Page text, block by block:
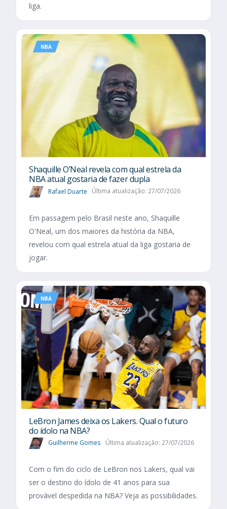
liga.
NBA
Shaquille O’Neal revela com qual estrela da
NBA atual gostaria de fazer dupla
Rafael Duarte Última atualização: 27/07/2026
Em passagem pelo Brasil neste ano, Shaquille
O'Neal, um dos maiores da história da NBA,
revelou com qual estrela atual da liga gostaria de
jogar.
NBA
LeBron James deixa os Lakers. Qual o futuro
do ídolo na NBA?
Guilherme Gomes Última atualização: 27/07/2026
Com o fim do ciclo de LeBron nos Lakers, qual vai
ser o destino do ídolo de 41 anos para sua
provável despedida na NBA? Veja as possibilidades.